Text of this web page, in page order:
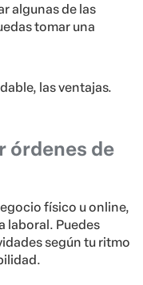
algunas de las
tomar una
las ventajas.
órdenes de
físico u online,
laboral. Puedes
según tu ritmo